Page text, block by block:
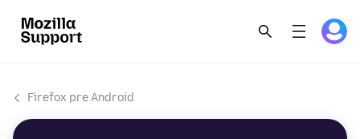
Firefox pre Android